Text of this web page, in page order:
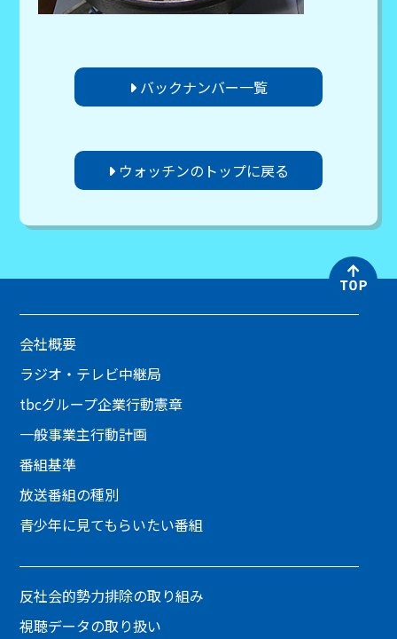
バックナンバー一覧
ウォッチンのトップに戻る
会社概要
ラジオ・テレビ中継局
tbcグループ企業行動憲章
一般事業主行動計画
番組基準
放送番組の種別
青少年に見てもらいたい番組
反社会的勢力排除の取り組み
視聴データの取り扱い